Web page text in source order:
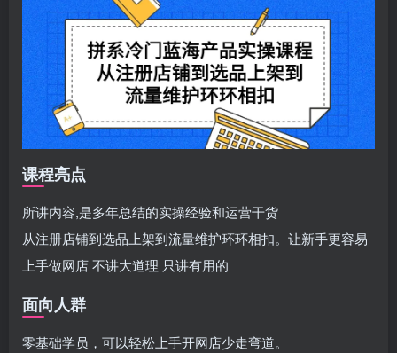
课程亮点
所讲内容,是多年总结的实操经验和运营干货
从注册店铺到选品上架到流量维护环环相扣。让新手更容易
上手做网店 不讲大道理 只讲有用的
面向人群
零基础学员，可以轻松上手开网店少走弯道。